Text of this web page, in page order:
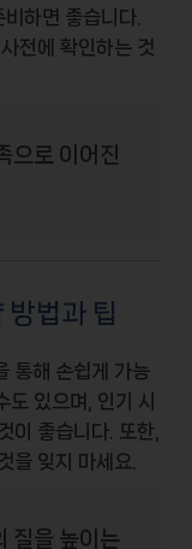
하면 좋습니다.
전에 확인하는 것
으로 이어진
방법과 팁
통해 손쉽게 가능
있으며, 인기 시
이 좋습니다. 또한,
을 잊지 마세요.
질을 높이는